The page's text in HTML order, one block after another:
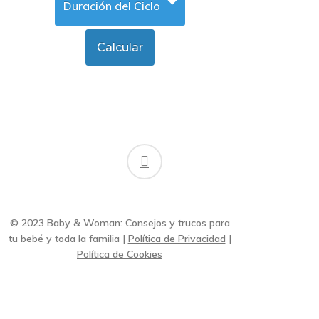
facebook
© 2023 Baby & Woman: Consejos y trucos para
tu bebé y toda la familia | Política de Privacidad |
Política de Cookies